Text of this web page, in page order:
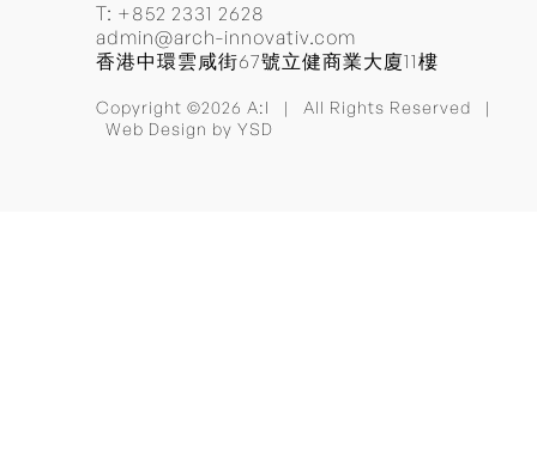
T: +852 2331 2628
admin@arch-innovativ.com
香港中環雲咸街67號立健商業大廈11樓
Copyright ©2026 A:I | All Rights Reserved |
Web Design by YSD